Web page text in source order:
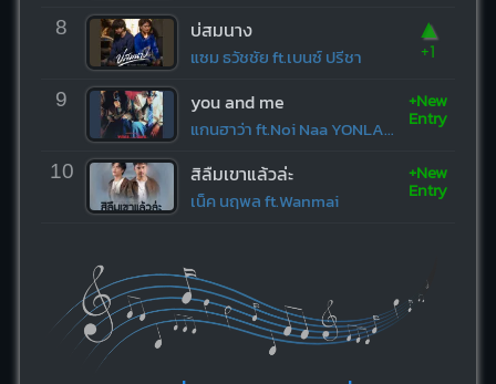
8 บ่สมนาง
แซม ธวัชชัย ft.เบนซ์ ปรีชา
▲
+1
9 you and me
แกนฮาว่า ft.Noi Naa YONLAPA
+New
Entry
10 สิลืมเขาแล้วล่ะ
เน็ค นฤพล ft.Wanmai
+New
Entry